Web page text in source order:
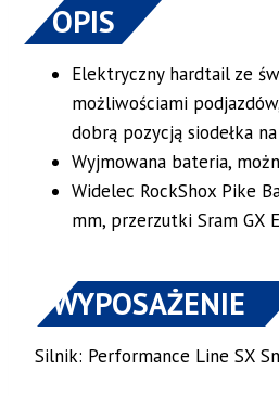
OPIS
Elektryczny hardtail ze
możliwościami
dobrą pozycją siodełka
Wyjmowana bateria,
Widelec RockShox Pike
mm, przerzutki Sram GX
WYPOSAŻENIE
Silnik: Performance Line SX